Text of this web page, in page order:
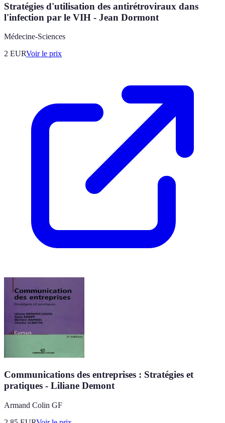
Stratégies d'utilisation des antirétroviraux dans
l'infection par le VIH - Jean Dormont
Médecine-Sciences
2 EURVoir le prix
Communications des entreprises : Stratégies et
pratiques - Liliane Demont
Armand Colin GF